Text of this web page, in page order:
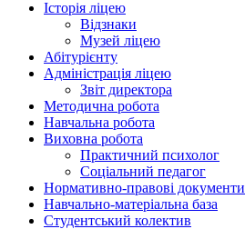
Історія ліцею
Відзнаки
Музей ліцею
Абітурієнту
Адміністрація ліцею
Звіт директора
Методична робота
Навчальна робота
Виховна робота
Практичний психолог
Соціальний педагог
Нормативно-правові документи
Навчально-матеріальна база
Студентський колектив